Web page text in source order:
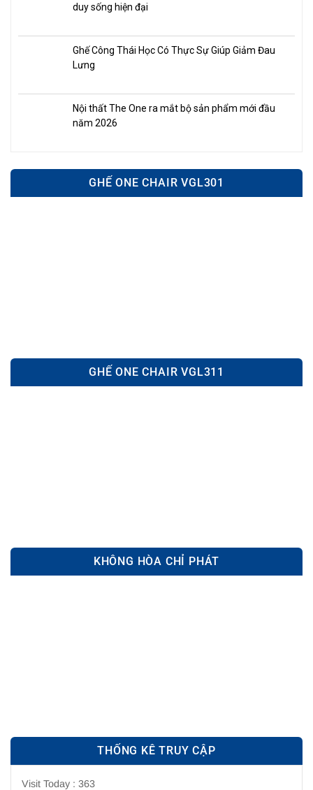
duy sống hiện đại
Ghế Công Thái Học Có Thực Sự Giúp Giảm Đau
Lưng
Nội thất The One ra mắt bộ sản phẩm mới đầu
năm 2026
GHẾ ONE CHAIR VGL301
GHẾ ONE CHAIR VGL311
KHÔNG HÒA CHỈ PHÁT
THỐNG KÊ TRUY CẬP
Visit Today : 363